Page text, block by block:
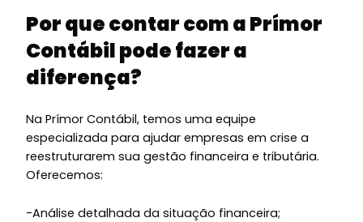
Por que contar com a Prímor
Contábil pode fazer a
diferença?
Na Prímor Contábil, temos uma equipe
especializada para ajudar empresas em crise a
reestruturarem sua gestão financeira e tributária.
Oferecemos:
-Análise detalhada da situação financeira;